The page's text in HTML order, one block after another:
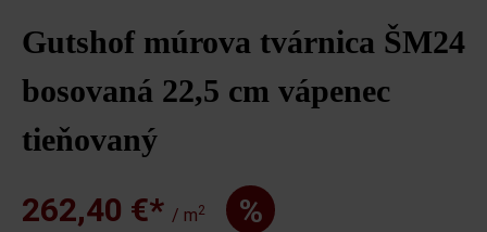
Gutshof múrova tvárnica ŠM24
bosovaná 22,5 cm vápenec
tieňovaný
262,40 €* / m2 %